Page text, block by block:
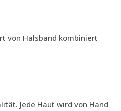
von Halsband kombiniert
Jede Haut wird von Hand